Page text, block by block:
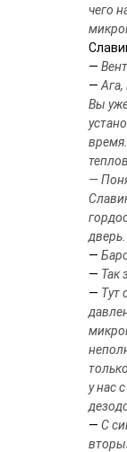
чего
—
— Ага,
Вы
—
дверь.
—
— Так
— Тут
у нас
— С